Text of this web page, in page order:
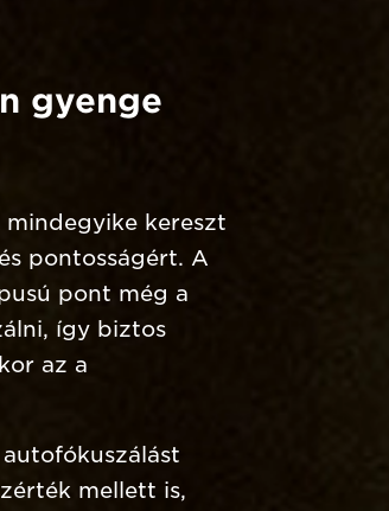
gyenge
kereszt
pontosságért. A
pont még a
így biztos
az a
mellett is,